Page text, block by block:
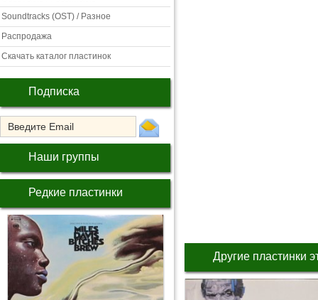
Soundtracks (OST) / Разное
Распродажа
Скачать каталог пластинок
Подписка
Наши группы
Редкие пластинки
Другие пластинки